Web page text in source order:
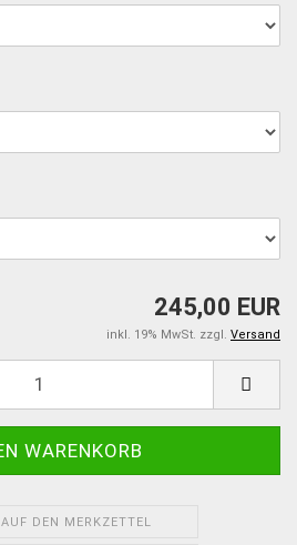
245,00 EUR
inkl. 19% MwSt. zzgl. Versand
AUF DEN MERKZETTEL